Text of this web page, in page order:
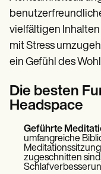
vielfältigen
mit Stress
ein Gefühl des
Die besten
Headspace
Geführte
umfangreiche
zugeschnitten